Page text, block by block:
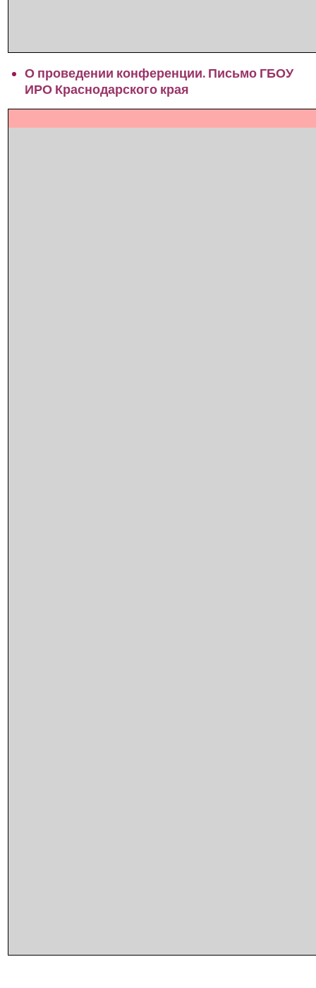
О проведении конференции. Письмо ГБОУ
ИРО Краснодарского края